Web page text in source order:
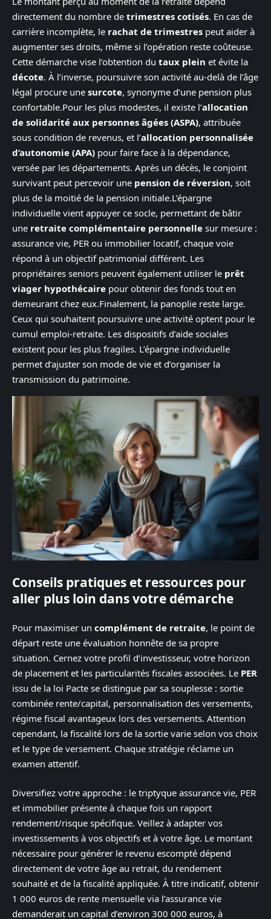
directement du nombre de trimestres cotisés. En cas de
carrière incomplète, le rachat de trimestres peut aider à
augmenter ses droits, même si l’opération reste coûteuse.
Cette démarche vise l’obtention du taux plein et évite la
décote. À l’inverse, poursuivre son activité au-delà de l’âge
légal procure une surcote, synonyme d’une pension plus
confortable.Pour les plus modestes, il existe l’allocation
de solidarité aux personnes âgées (ASPA), attribuée
sous condition de revenus, et l’allocation personnalisée
d’autonomie (APA) pour faire face à la dépendance,
versée par les départements. Après un décès, le conjoint
survivant peut percevoir une pension de réversion, soit
plus de la moitié de la pension initiale.L’épargne
individuelle vient appuyer ce socle, permettant de bâtir
une retraite complémentaire personnelle sur mesure :
assurance vie, PER ou immobilier locatif, chaque voie
répond à un objectif patrimonial différent. Les
propriétaires seniors peuvent également utiliser le prêt
viager hypothécaire pour obtenir des fonds tout en
demeurant chez eux.Finalement, la panoplie reste large.
Ceux qui souhaitent poursuivre une activité optent pour le
cumul emploi-retraite. Les dispositifs d’aide sociales
existent pour les plus fragiles. L’épargne individuelle
permet d’ajuster son mode de vie et d’organiser la
transmission du patrimoine.
Conseils pratiques et ressources pour
aller plus loin dans votre démarche
Pour maximiser un complément de retraite, le point de
départ reste une évaluation honnête de sa propre
situation. Cernez votre profil d’investisseur, votre horizon
de placement et les particularités fiscales associées. Le PER
issu de la loi Pacte se distingue par sa souplesse : sortie
combinée rente/capital, personnalisation des versements,
régime fiscal avantageux lors des versements. Attention
cependant, la fiscalité lors de la sortie varie selon vos choix
et le type de versement. Chaque stratégie réclame un
examen attentif.
Diversifiez votre approche : le triptyque assurance vie, PER
et immobilier présente à chaque fois un rapport
rendement/risque spécifique. Veillez à adapter vos
investissements à vos objectifs et à votre âge. Le montant
nécessaire pour générer le revenu escompté dépend
directement de votre âge au retrait, du rendement
souhaité et de la fiscalité appliquée. À titre indicatif, obtenir
1 000 euros de rente mensuelle via l’assurance vie
demanderait un capital d’environ 300 000 euros, à